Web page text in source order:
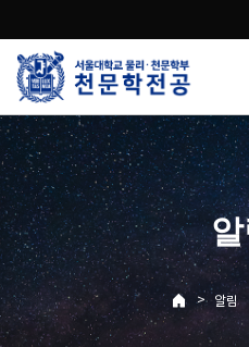
로
메
뉴
> 알림